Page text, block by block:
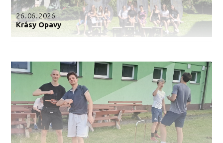
26.06.2026
Krásy Opavy